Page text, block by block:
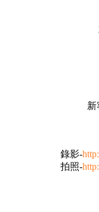
新
錄影-
拍照-